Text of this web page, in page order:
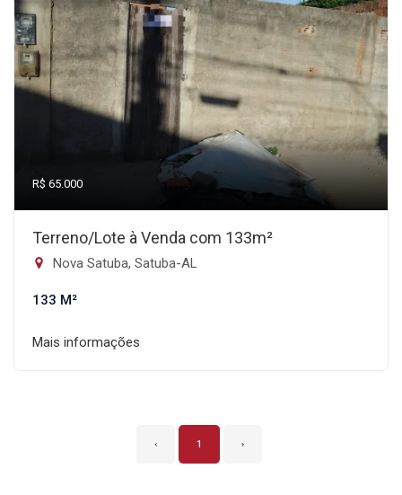
R$ 65.000
Terreno/Lote à Venda com 133m²
Nova Satuba, Satuba-AL
133 M²
Mais informações
‹ 1 ›